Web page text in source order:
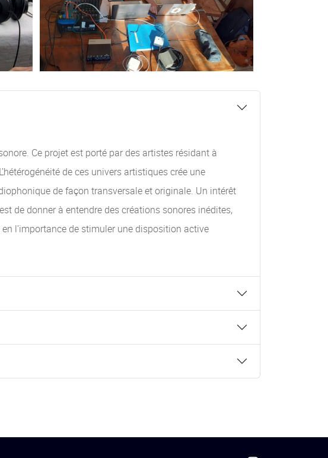
Ce projet est porté par des artistes résidant à
de ces univers artistiques crée une
de façon transversale et originale. Un intérêt
de donner à entendre des créations sonores inédites,
l’importance de stimuler une disposition active